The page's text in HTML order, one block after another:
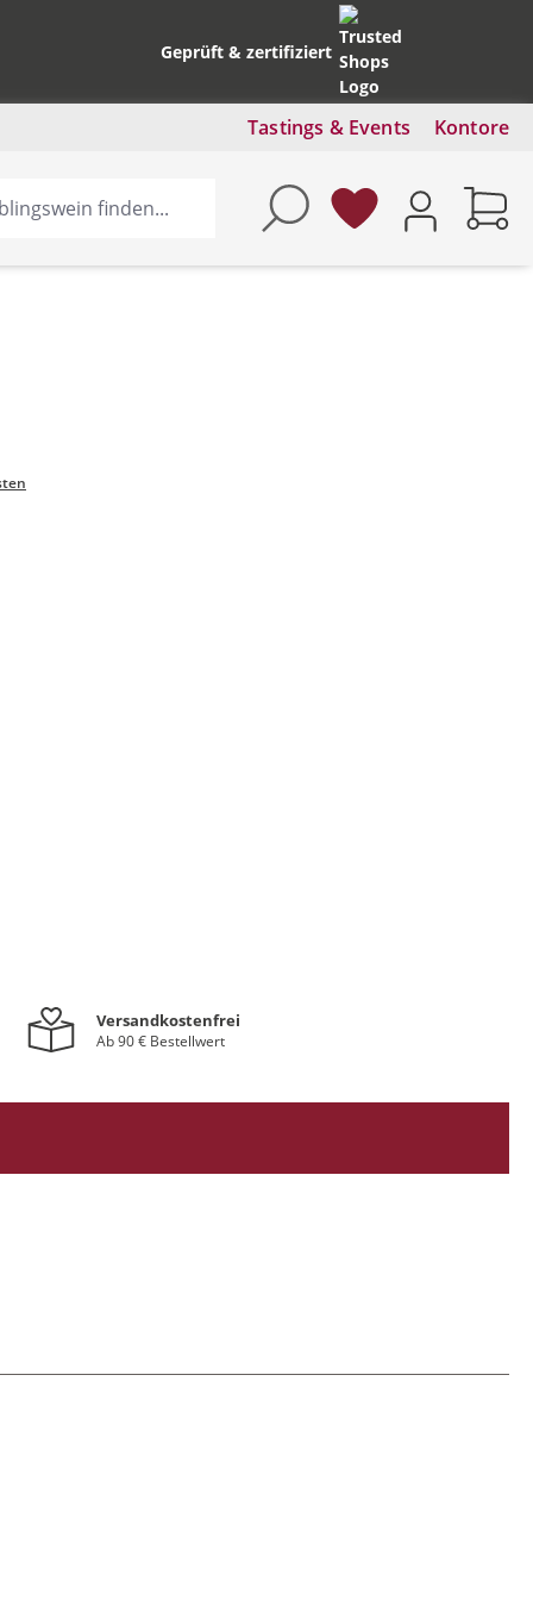
Geprüft & zertifiziert
Tastings & Events Kontore
Versandkostenfrei
Ab 90 € Bestellwert